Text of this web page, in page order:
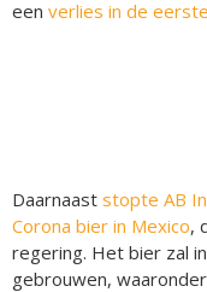
een verlies in de
Daarnaast stopte AB
Corona bier in Mexico,
regering. Het bier zal
gebrouwen,